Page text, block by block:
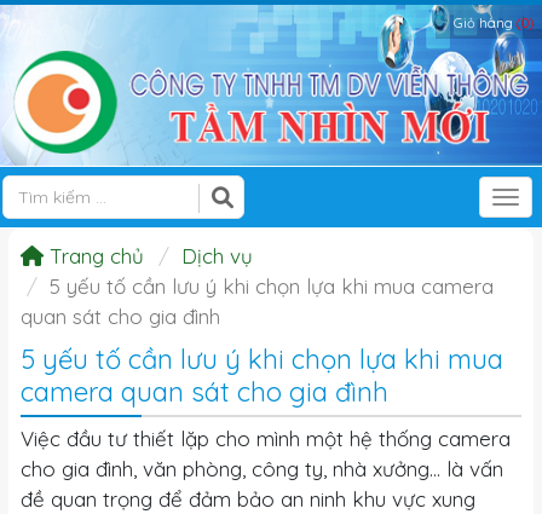
Giỏ hàng (0)
Trang chủ
Dịch vụ
5 yếu tố cần lưu ý khi chọn lựa khi mua camera
quan sát cho gia đình
5 yếu tố cần lưu ý khi chọn lựa khi mua
camera quan sát cho gia đình
Việc đầu tư thiết lặp cho mình một hệ thống camera
cho gia đình, văn phòng, công ty, nhà xưởng... là vấn
đề quan trọng để đảm bảo an ninh khu vực xung